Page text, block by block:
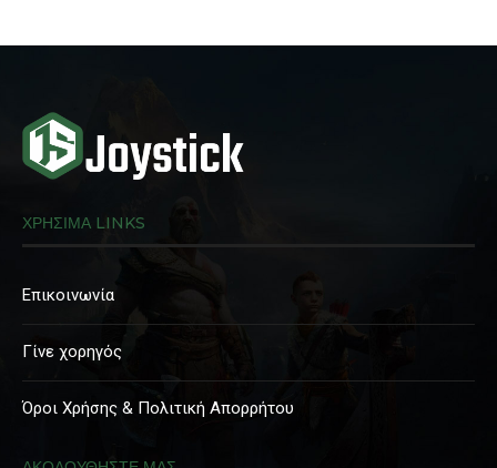
ΧΡΗΣΙΜΑ LINKS
Επικοινωνία
Γίνε χορηγός
Όροι Χρήσης & Πολιτική Απορρήτου